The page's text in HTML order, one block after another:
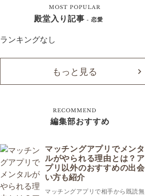
MOST POPULAR
殿堂入り記事 - 恋愛
ランキングなし
もっと見る
RECOMMEND
編集部おすすめ
マッチングアプリでメンタ
ルがやられる理由とは？ア
プリ以外のおすすめの出会
い方も紹介
マッチングアプリで相手から既読無